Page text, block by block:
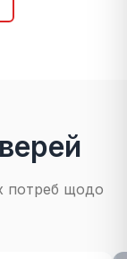
потреб щодо